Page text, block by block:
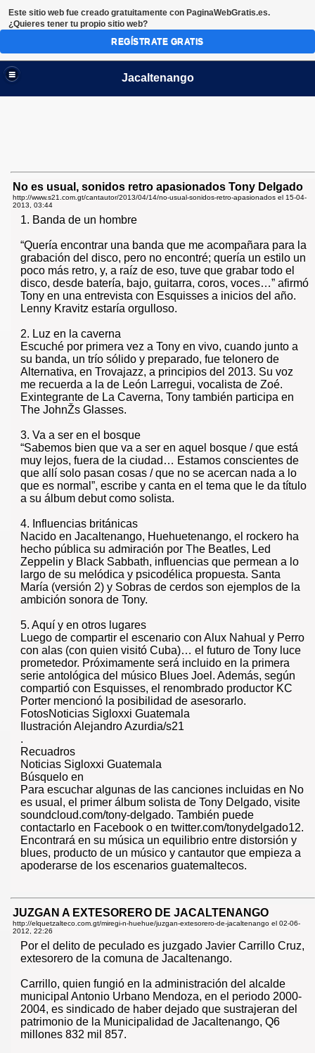
Jacaltenango
No es usual, sonidos retro apasionados Tony Delgado
http://www.s21.com.gt/cantautor/2013/04/14/no-usual-sonidos-retro-apasionados el 15-04-
2013, 03:44
1. Banda de un hombre
“Quería encontrar una banda que me acompañara para la
grabación del disco, pero no encontré; quería un estilo un
poco más retro, y, a raíz de eso, tuve que grabar todo el
disco, desde batería, bajo, guitarra, coros, voces…” afirmó
Tony en una entrevista con Esquisses a inicios del año.
Lenny Kravitz estaría orgulloso.
2. Luz en la caverna
Escuché por primera vez a Tony en vivo, cuando junto a
su banda, un trío sólido y preparado, fue telonero de
Alternativa, en Trovajazz, a principios del 2013. Su voz
me recuerda a la de León Larregui, vocalista de Zoé.
Exintegrante de La Caverna, Tony también participa en
The JohnŽs Glasses.
3. Va a ser en el bosque
“Sabemos bien que va a ser en aquel bosque / que está
muy lejos, fuera de la ciudad… Estamos conscientes de
que allí solo pasan cosas / que no se acercan nada a lo
que es normal”, escribe y canta en el tema que le da título
a su álbum debut como solista.
4. Influencias británicas
Nacido en Jacaltenango, Huehuetenango, el rockero ha
hecho pública su admiración por The Beatles, Led
Zeppelin y Black Sabbath, influencias que permean a lo
largo de su melódica y psicodélica propuesta. Santa
María (versión 2) y Sobras de cerdos son ejemplos de la
ambición sonora de Tony.
5. Aquí y en otros lugares
Luego de compartir el escenario con Alux Nahual y Perro
con alas (con quien visitó Cuba)… el futuro de Tony luce
prometedor. Próximamente será incluido en la primera
serie antológica del músico Blues Joel. Además, según
compartió con Esquisses, el renombrado productor KC
Porter mencionó la posibilidad de asesorarlo.
FotosNoticias Sigloxxi Guatemala
Ilustración Alejandro Azurdia/s21
.
Recuadros
Noticias Sigloxxi Guatemala
Búsquelo en
Para escuchar algunas de las canciones incluidas en No
es usual, el primer álbum solista de Tony Delgado, visite
soundcloud.com/tony-delgado. También puede
contactarlo en Facebook o en twitter.com/tonydelgado12.
Encontrará en su música un equilibrio entre distorsión y
blues, producto de un músico y cantautor que empieza a
apoderarse de los escenarios guatemaltecos.
JUZGAN A EXTESORERO DE JACALTENANGO
http://elquetzalteco.com.gt/miregi-n-huehue/juzgan-extesorero-de-jacaltenango el 02-06-
2012, 22:26
Por el delito de peculado es juzgado Javier Carrillo Cruz,
extesorero de la comuna de Jacaltenango.
Carrillo, quien fungió en la administración del alcalde
municipal Antonio Urbano Mendoza, en el periodo 2000-
2004, es sindicado de haber dejado que sustrajeran del
patrimonio de la Municipalidad de Jacaltenango, Q6
millones 832 mil 857.
Este sitio web fue creado gratuitamente con PaginaWebGratis.es.
¿Quieres tener tu propio sitio web?
REGÍSTRATE GRATIS